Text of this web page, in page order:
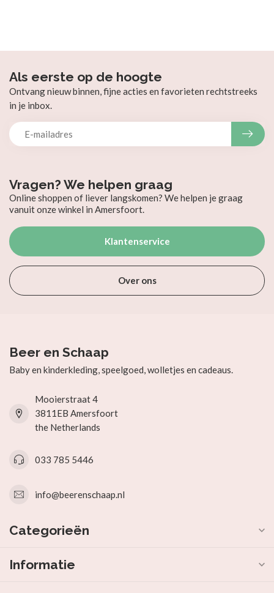
Vragen? We helpen graag
Online shoppen of liever langskomen? We helpen je graag
vanuit onze winkel in Amersfoort.
Klantenservice
Over ons
Als eerste op de hoogte
Ontvang nieuw binnen, fijne acties en favorieten rechtstreeks
in je inbox.
Beer en Schaap
Baby en kinderkleding, speelgoed, wolletjes en cadeaus.
Mooierstraat 4
3811EB Amersfoort
the Netherlands
033 785 5446
info@beerenschaap.nl
Categorieën
Informatie